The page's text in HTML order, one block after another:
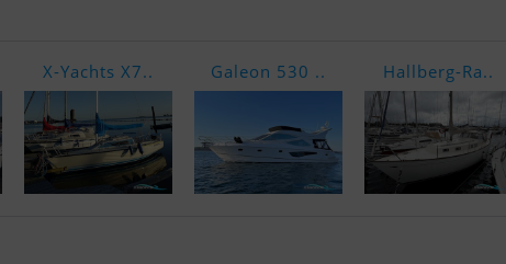
X-Yachts X7.. Galeon 530 .. Hallberg-Ra..